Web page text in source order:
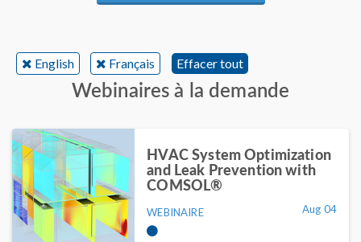
English Français Effacer tout
Webinaires à la demande
HVAC System Optimization
and Leak Prevention with
COMSOL®
WEBINAIRE Aug 04